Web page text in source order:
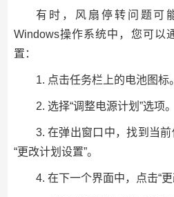
有时，风扇停转问题可
Windows操作系统中，您可以
置：
1. 点击任务栏上的电池图标。
2. 选择“调整电源计划”选项。
3. 在弹出窗口中，找到当
“更改计划设置”。
4. 在下一个界面中，点击“更